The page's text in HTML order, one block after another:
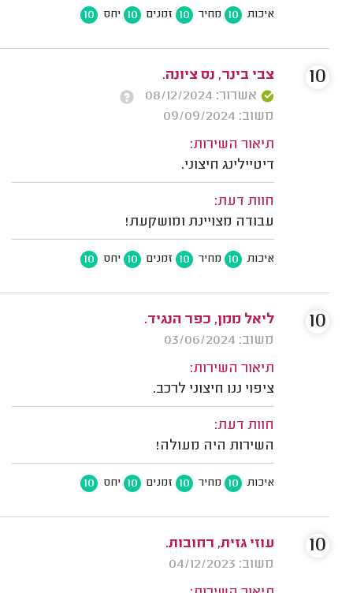
איכות 10 מחיר 10 זמנים 10 יחס 10
צבי בינר, נס ציונה.
אשרור: 08/12/2024
משוב: 09/09/2024
תיאור השירות:
דיטיילינג חיצוני.
חוות דעת:
עבודה מצויינת ומושקעת!
איכות 10 מחיר 10 זמנים 10 יחס 10
10
ליאל ממן, כפר הנגיד.
משוב: 03/06/2024
תיאור השירות:
ציפוי ננו חיצוני לרכב.
חוות דעת:
השירות היה מעולה!
איכות 10 מחיר 10 זמנים 10 יחס 10
10
עוזי גזית, רחובות.
משוב: 04/12/2023
10